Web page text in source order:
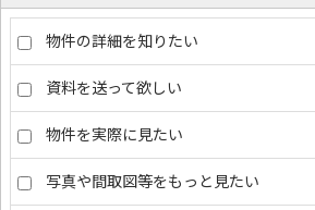
物件の詳細を知りたい
資料を送って欲しい
物件を実際に見たい
写真や間取図等をもっと見たい